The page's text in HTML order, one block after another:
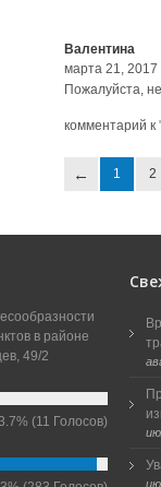
Валентина
марта 21, 2017
Пожалуйста,
комментарий к
1 2
в районе
49/2
(11 Голосов)